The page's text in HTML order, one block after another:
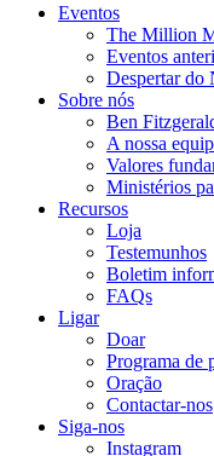
Eventos
The Million
Eventos
Despertar do
Sobre nós
Ben
A nossa
Valores
Ministérios
Recursos
Loja
Testemunhos
Boletim
FAQs
Ligar
Doar
Programa de
Oração
Contactar-nos
Siga-nos
Instagram